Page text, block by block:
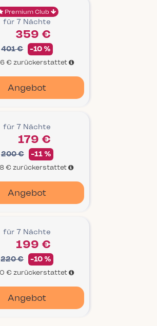
Premium Club
für 7 Nächte
359 €
401 € -10 %
€ zurückerstattet
Angebot
für 7 Nächte
179 €
200 € -11 %
€ zurückerstattet
Angebot
für 7 Nächte
199 €
220 € -10 %
€ zurückerstattet
Angebot